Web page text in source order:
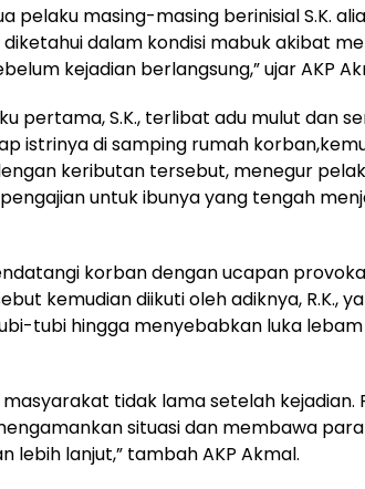
pelaku masing-masing berinisial S.K.
diketahui dalam kondisi mabuk akibat
kejadian berlangsung,” ujar AKP
pertama, S.K., terlibat adu mulut dan
istrinya di samping rumah
keributan tersebut, menegur
untuk ibunya yang tengah
korban dengan ucapan
kemudian diikuti oleh adiknya, R.K.,
tubi hingga menyebabkan luka lebam
tidak lama setelah kejadian.
situasi dan membawa
lebih lanjut,” tambah AKP Akmal.